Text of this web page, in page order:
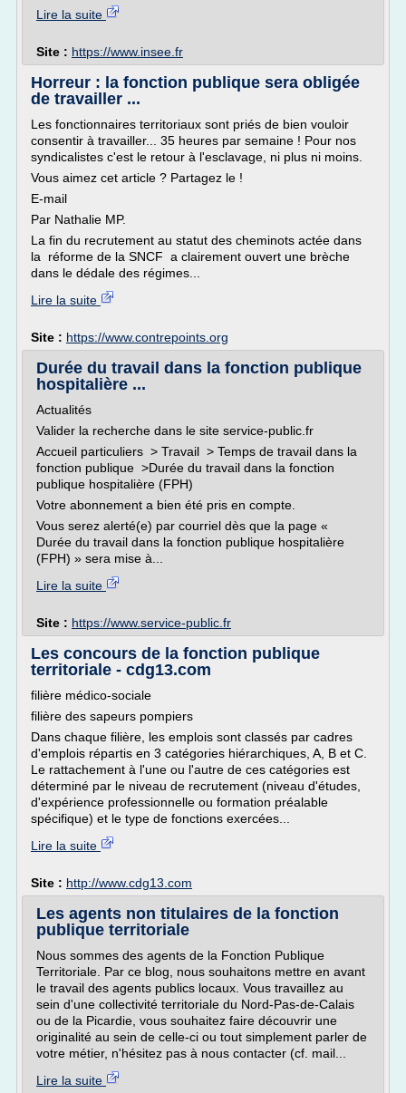
Lire la suite
Site : https://www.insee.fr
Horreur : la fonction publique sera obligée
de travailler ...
Les fonctionnaires territoriaux sont priés de bien vouloir
consentir à travailler... 35 heures par semaine ! Pour nos
syndicalistes c'est le retour à l'esclavage, ni plus ni moins.
Vous aimez cet article ? Partagez le !
E-mail
Par Nathalie MP.
La fin du recrutement au statut des cheminots actée dans
la réforme de la SNCF a clairement ouvert une brèche
dans le dédale des régimes...
Lire la suite
Site : https://www.contrepoints.org
Durée du travail dans la fonction publique
hospitalière ...
Actualités
Valider la recherche dans le site service-public.fr
Accueil particuliers > Travail > Temps de travail dans la
fonction publique >Durée du travail dans la fonction
publique hospitalière (FPH)
Votre abonnement a bien été pris en compte.
Vous serez alerté(e) par courriel dès que la page «
Durée du travail dans la fonction publique hospitalière
(FPH) » sera mise à...
Lire la suite
Site : https://www.service-public.fr
Les concours de la fonction publique
territoriale - cdg13.com
filière médico-sociale
filière des sapeurs pompiers
Dans chaque filière, les emplois sont classés par cadres
d'emplois répartis en 3 catégories hiérarchiques, A, B et C.
Le rattachement à l'une ou l'autre de ces catégories est
déterminé par le niveau de recrutement (niveau d'études,
d'expérience professionnelle ou formation préalable
spécifique) et le type de fonctions exercées...
Lire la suite
Site : http://www.cdg13.com
Les agents non titulaires de la fonction
publique territoriale
Nous sommes des agents de la Fonction Publique
Territoriale. Par ce blog, nous souhaitons mettre en avant
le travail des agents publics locaux. Vous travaillez au
sein d'une collectivité territoriale du Nord-Pas-de-Calais
ou de la Picardie, vous souhaitez faire découvrir une
originalité au sein de celle-ci ou tout simplement parler de
votre métier, n'hésitez pas à nous contacter (cf. mail...
Lire la suite